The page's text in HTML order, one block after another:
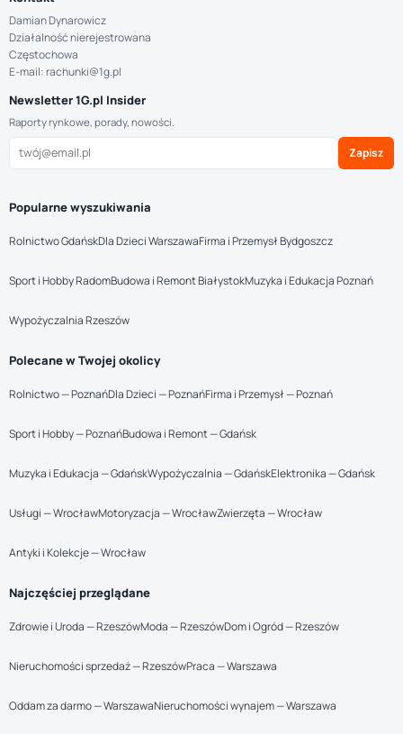
Damian Dynarowicz
Działalność nierejestrowana
Częstochowa
E-mail: rachunki@1g.pl
Newsletter 1G.pl Insider
Raporty rynkowe, porady, nowości.
Zapisz
Popularne wyszukiwania
Rolnictwo GdańskDla Dzieci WarszawaFirma i Przemysł Bydgoszcz
Sport i Hobby RadomBudowa i Remont BiałystokMuzyka i Edukacja Poznań
Wypożyczalnia Rzeszów
Polecane w Twojej okolicy
Rolnictwo — PoznańDla Dzieci — PoznańFirma i Przemysł — Poznań
Sport i Hobby — PoznańBudowa i Remont — Gdańsk
Muzyka i Edukacja — GdańskWypożyczalnia — GdańskElektronika — Gdańsk
Usługi — WrocławMotoryzacja — WrocławZwierzęta — Wrocław
Antyki i Kolekcje — Wrocław
Najczęściej przeglądane
Zdrowie i Uroda — RzeszówModa — RzeszówDom i Ogród — Rzeszów
Nieruchomości sprzedaż — RzeszówPraca — Warszawa
Oddam za darmo — WarszawaNieruchomości wynajem — Warszawa